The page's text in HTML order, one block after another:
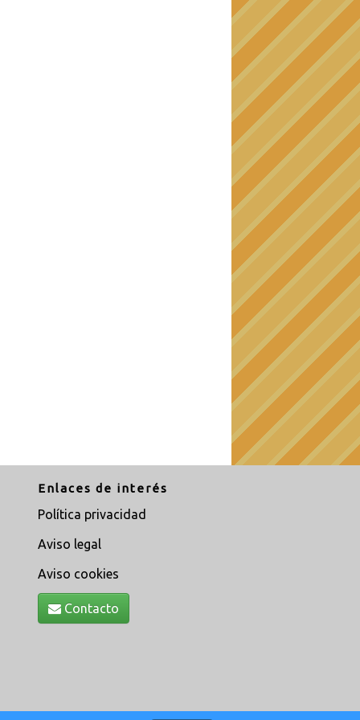
Enlaces de interés
Política privacidad
Aviso legal
Aviso cookies
Contacto